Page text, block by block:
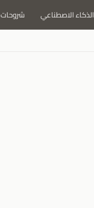
الذكاء الاصطناعي شروحات